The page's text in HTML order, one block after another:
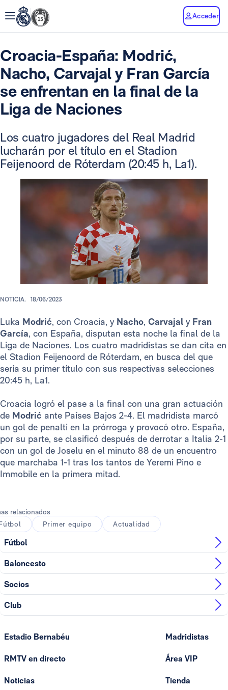
Acceder
Croacia-España: Modrić,
Nacho, Carvajal y Fran García
se enfrentan en la final de la
Liga de Naciones
Los cuatro jugadores del Real Madrid
lucharán por el título en el Stadion
Feijenoord de Róterdam (20:45 h, La1).
NOTICIA. 18/06/2023
Luka Modrić, con Croacia, y Nacho, Carvajal y Fran
García, con España, disputan esta noche la final de la
Liga de Naciones. Los cuatro madridistas se dan cita en
el Stadion Feijenoord de Róterdam, en busca del que
sería su primer título con sus respectivas selecciones
20:45 h, La1.
Croacia logró el pase a la final con una gran actuación
de Modrić ante Países Bajos 2-4. El madridista marcó
un gol de penalti en la prórroga y provocó otro. España,
por su parte, se clasificó después de derrotar a Italia 2-1
con un gol de Joselu en el minuto 88 de un encuentro
que marchaba 1-1 tras los tantos de Yeremi Pino e
Immobile en la primera mitad.
relacionados
Primer equipo Actualidad
Fútbol
Baloncesto
Socios
Club
Estadio Bernabéu
RMTV en directo
Noticias
Madridistas
Área VIP
Tienda